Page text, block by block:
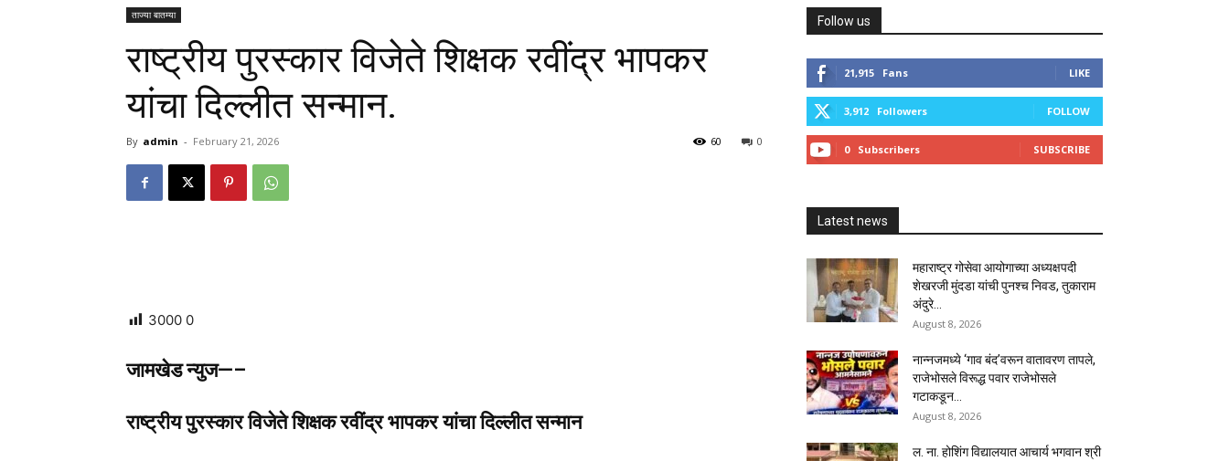
ताज्या बातम्या
राष्ट्रीय पुरस्कार विजेते शिक्षक रवींद्र भापकर
यांचा दिल्लीत सन्मान.
By admin - February 21, 2026 0
60
3000 0
जामखेड न्युज—–
राष्ट्रीय पुरस्कार विजेते शिक्षक रवींद्र भापकर यांचा दिल्लीत सन्मान
Follow us
21,915 Fans LIKE
3,912 Followers FOLLOW
0 Subscribers SUBSCRIBE
Latest news
महाराष्ट्र गोसेवा आयोगाच्या अध्यक्षपदी
शेखरजी मुंदडा यांची पुनश्च निवड, तुकाराम
अंदुरे...
August 8, 2026
नान्नजमध्ये ‘गाव बंद’वरून वातावरण तापले,
राजेभोसले विरूद्ध पवार राजेभोसले
गटाकडून...
August 8, 2026
ल. ना. होशिंग विद्यालयात आचार्य भगवान श्री